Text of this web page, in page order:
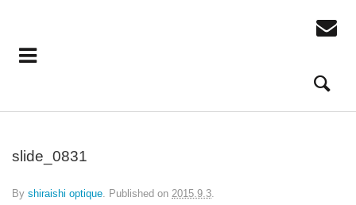
slide_0831
By shiraishi optique. Published on 2015.9.3.